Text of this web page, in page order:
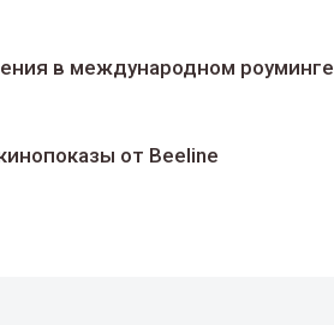
в международном роуминге
от Beeline